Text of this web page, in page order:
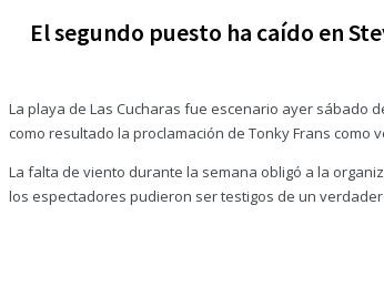
El segundo puesto ha caído en
La playa de Las Cucharas fue escenario ayer sábado
como resultado la proclamación de Tonky Frans como
La falta de viento durante la semana obligó a la
los espectadores pudieron ser testigos de un